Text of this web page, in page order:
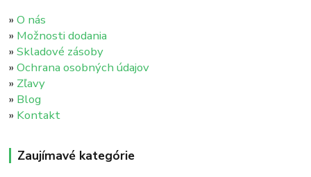
»O nás
» Možnosti dodania
»Skladové zásoby
»Ochrana osobných údajov
» Zľavy
» Blog
» Kontakt
Zaujímavé kategórie